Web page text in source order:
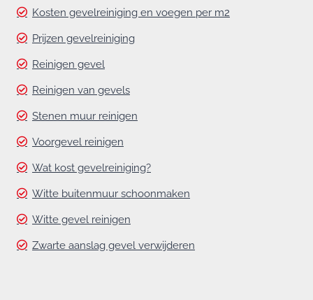
Kosten gevelreiniging en voegen per m2
Prijzen gevelreiniging
Reinigen gevel
Reinigen van gevels
Stenen muur reinigen
Voorgevel reinigen
Wat kost gevelreiniging?
Witte buitenmuur schoonmaken
Witte gevel reinigen
Zwarte aanslag gevel verwijderen